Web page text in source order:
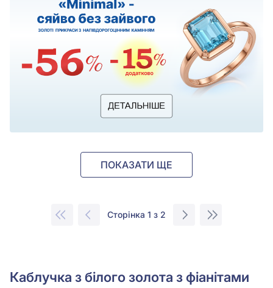
ПОКАЗАТИ ЩЕ
Сторінка 1 з 2
Каблучка з білого золота з фіанітами